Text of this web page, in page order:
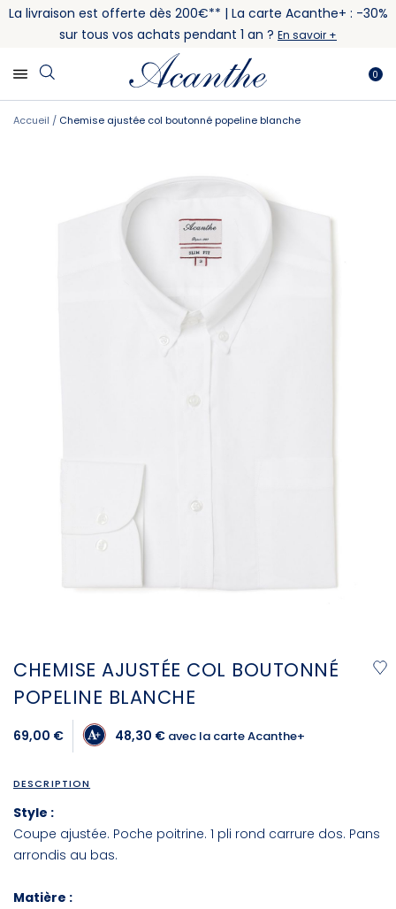
La livraison est offerte dès 200€** | La carte Acanthe+ : -30%
sur tous vos achats pendant 1 an ? En savoir +
0
Accueil Chemise ajustée col boutonné popeline blanche
CHEMISE AJUSTÉE COL BOUTONNÉ
POPELINE BLANCHE
69,00 € 48,30 € avec la carte Acanthe+
DESCRIPTION
Style :
Coupe ajustée. Poche poitrine. 1 pli rond carrure dos. Pans
arrondis au bas.
Matière :